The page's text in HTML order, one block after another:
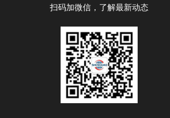
扫码加微信，了解最新动态